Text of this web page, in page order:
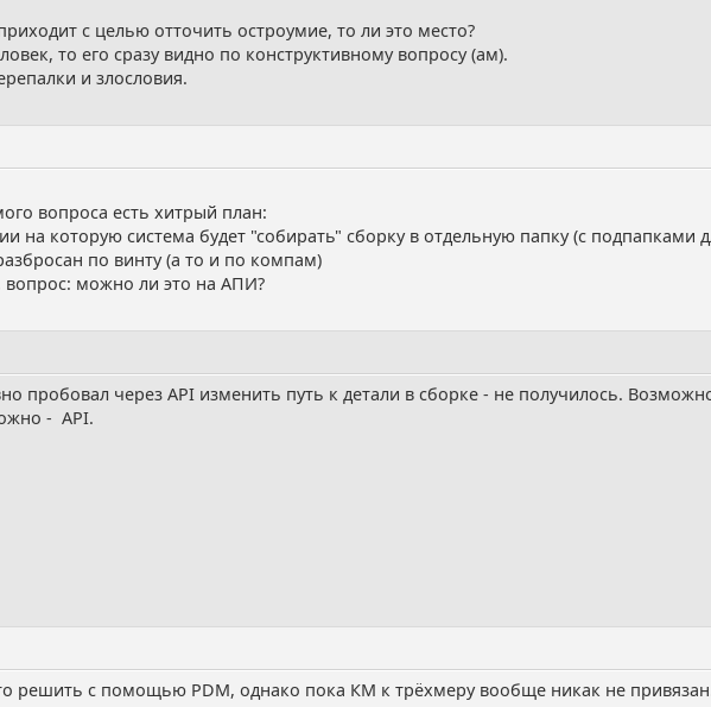
с целью отточить остроумие, то ли это место?
то его сразу видно по конструктивному вопросу (ам).
и злословия.
вопроса есть хитрый план:
на которую система будет "собирать" сборку в отдельную папку (с подпапками
по винту (а то и по компам)
вопрос: можно ли это на АПИ?
пробовал через API изменить путь к детали в сборке - не получилось.
- API.
решить с помощью PDM, однако пока КМ к трёхмеру вообще никак не